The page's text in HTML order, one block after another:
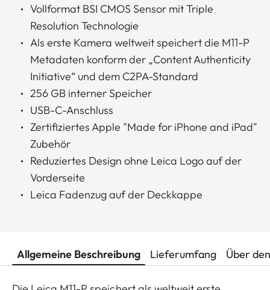
Vollformat BSI CMOS Sensor mit Triple
Resolution Technologie
Als erste Kamera weltweit speichert die M11-P
Metadaten konform der „Content Authenticity
Initiative“ und dem C2PA-Standard
256 GB interner Speicher
USB-C-Anschluss
Zertifiziertes Apple "Made for iPhone and iPad"
Zubehör
Reduziertes Design ohne Leica Logo auf der
Vorderseite
Leica Fadenzug auf der Deckkappe
Allgemeine Beschreibung Lieferumfang Über